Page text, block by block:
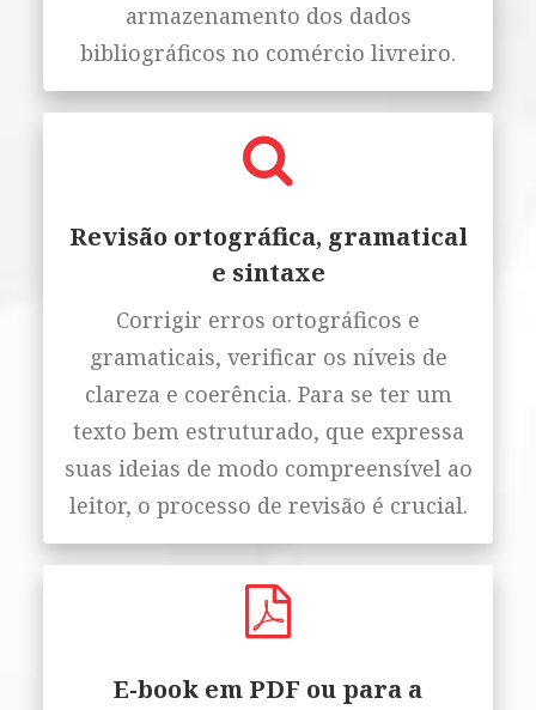
armazenamento dos dados
bibliográficos no comércio livreiro.
Revisão ortográfica, gramatical
e sintaxe
Corrigir erros ortográficos e
gramaticais, verificar os níveis de
clareza e coerência. Para se ter um
texto bem estruturado, que expressa
suas ideias de modo compreensível ao
leitor, o processo de revisão é crucial.
E-book em PDF ou para a